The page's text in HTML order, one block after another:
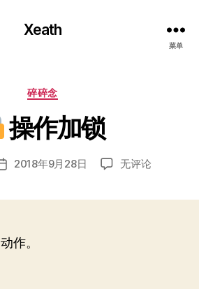
Xeath
菜单
分
碎碎念
操作加锁
发 2018年9月28日
无评论
作。